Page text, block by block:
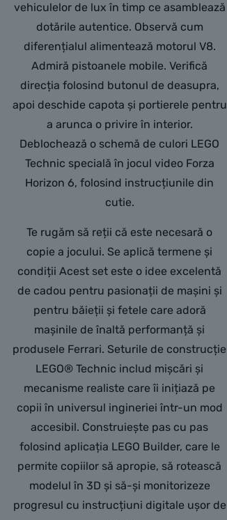
vehiculelor de lux în timp ce asamblează
dotările autentice. Observă cum
diferențialul alimentează motorul V8.
Admiră pistoanele mobile. Verifică
direcția folosind butonul de deasupra,
apoi deschide capota și portierele pentru
a arunca o privire în interior.
Deblochează o schemă de culori LEGO
Technic specială în jocul video Forza
Horizon 6, folosind instrucțiunile din
cutie.
Te rugăm să reții că este necesară o
copie a jocului. Se aplică termene și
condiții Acest set este o idee excelentă
de cadou pentru pasionații de mașini și
pentru băieții și fetele care adoră
mașinile de înaltă performanță și
produsele Ferrari. Seturile de construcție
LEGO® Technic includ mișcări și
mecanisme realiste care îi inițiază pe
copii în universul ingineriei într-un mod
accesibil. Construiește pas cu pas
folosind aplicația LEGO Builder, care le
permite copiilor să apropie, să rotească
modelul în 3D și să-și monitorizeze
progresul cu instrucțiuni digitale ușor de